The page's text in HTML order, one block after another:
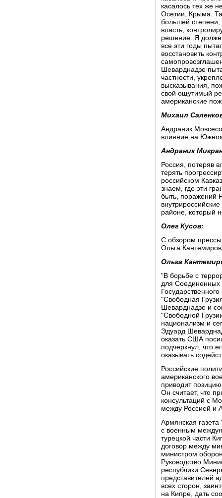
касалось тех же
Осетии, Крыма.
большей степени,
власть,
решение. Я
все эти годы
восстановить
Шеварднадзе
частности,
высказывания,
свой ощутимый
американские
Михаил
Андраник
влияние на
Андраник
Россия, потеряв
терять
российском
знаем, где эти
быть, поражений
районе, который
Олег Кусов:
С обзором
Ольга
Ольга
"В борьбе с
для Соединенных
"Свободная
Шеварднадзе и
"Свободной
национализм и
Эдуард
оказать США
подчеркнул, что
оказывать
Российские
американского
приводит
Он считает, что
консультаций с
между Россией и
Армянская
с военным
турецкой части
договор между
министром
Руководство
республики
представителей
всех сторон,
на Кипре, дать